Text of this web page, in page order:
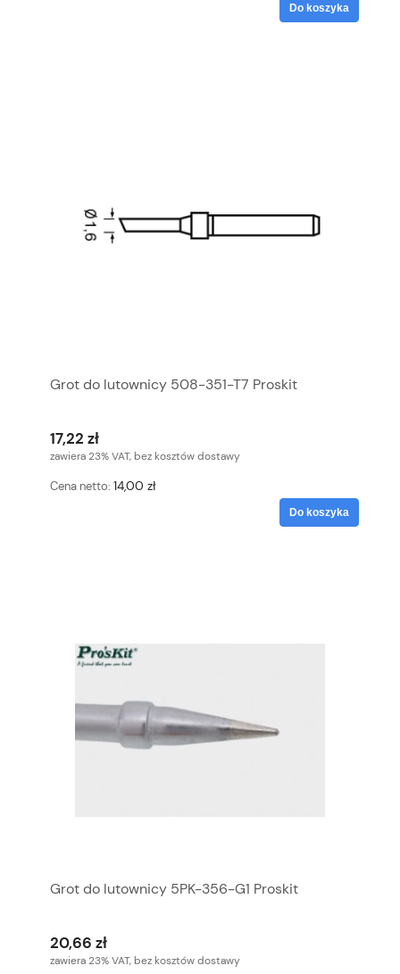
Do koszyka
Grot do lutownicy 508-351-T7 Proskit
17,22 zł
zawiera 23% VAT, bez kosztów dostawy
Cena netto: 14,00 zł
Do koszyka
Grot do lutownicy 5PK-356-G1 Proskit
20,66 zł
zawiera 23% VAT, bez kosztów dostawy